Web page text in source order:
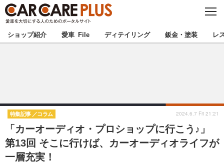
C
S
E
★カーケアプラス認定★ 厳選プロショップを地域から探す
甲信越 北陸
東海 関西
中国
ショップ紹介 愛車 File ディテイリング 鈑金・塗装 レ
「カーオーディオ・プロショップに行こう♪」
第13回 そこに行けば、カーオーディオライフが
一層充実！
特集記事 コラム 2024.6.7 Fri 21:21